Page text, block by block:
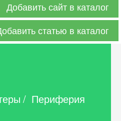
Добавить сайт в каталог
статью в каталог
/ Периферия